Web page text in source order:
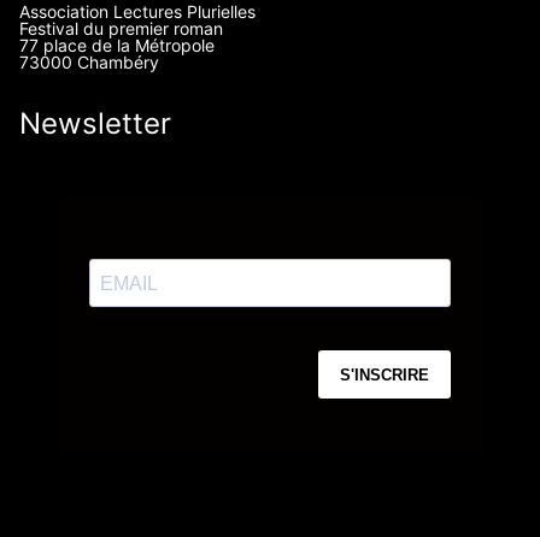
Association Lectures Plurielles
Festival du premier roman
77 place de la Métropole
73000 Chambéry
Newsletter